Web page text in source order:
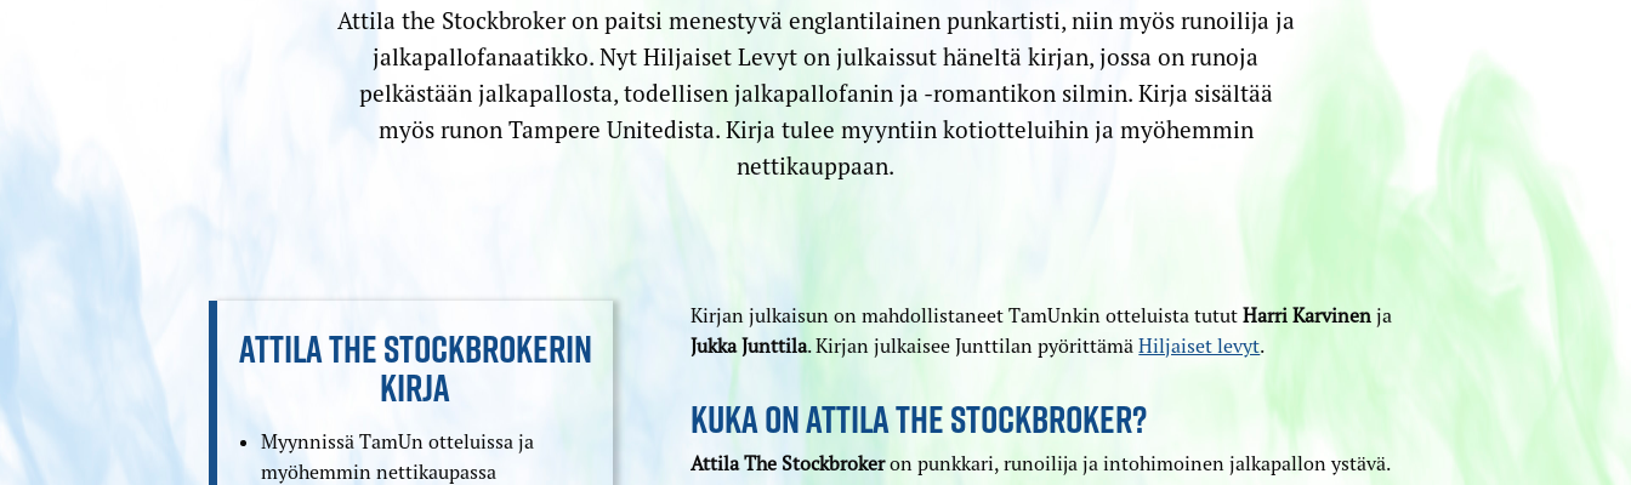
Attila the Stockbroker on paitsi menestyvä englantilainen punkartisti, niin myös runoilija ja
jalkapallofanaatikko. Nyt Hiljaiset Levyt on julkaissut häneltä kirjan, jossa on runoja
pelkästään jalkapallosta, todellisen jalkapallofanin ja -romantikon silmin. Kirja sisältää
myös runon Tampere Unitedista. Kirja tulee myyntiin kotiotteluihin ja myöhemmin
nettikauppaan.
ATTILA THE STOCKBROKERIN
KIRJA
Myynnissä TamUn otteluissa ja
myöhemmin nettikaupassa
Kirjan julkaisun on mahdollistaneet TamUnkin otteluista tututHarri Karvinenja
Jukka Junttila. Kirjan julkaisee Junttilan pyörittämäHiljaiset levyt.
KUKA ON ATTILA THE STOCKBROKER?
Attila The Stockbrokeron punkkari, runoilija ja intohimoinen jalkapallon ystävä.